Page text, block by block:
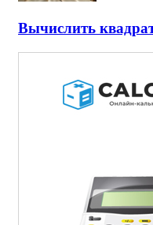
Вычислить